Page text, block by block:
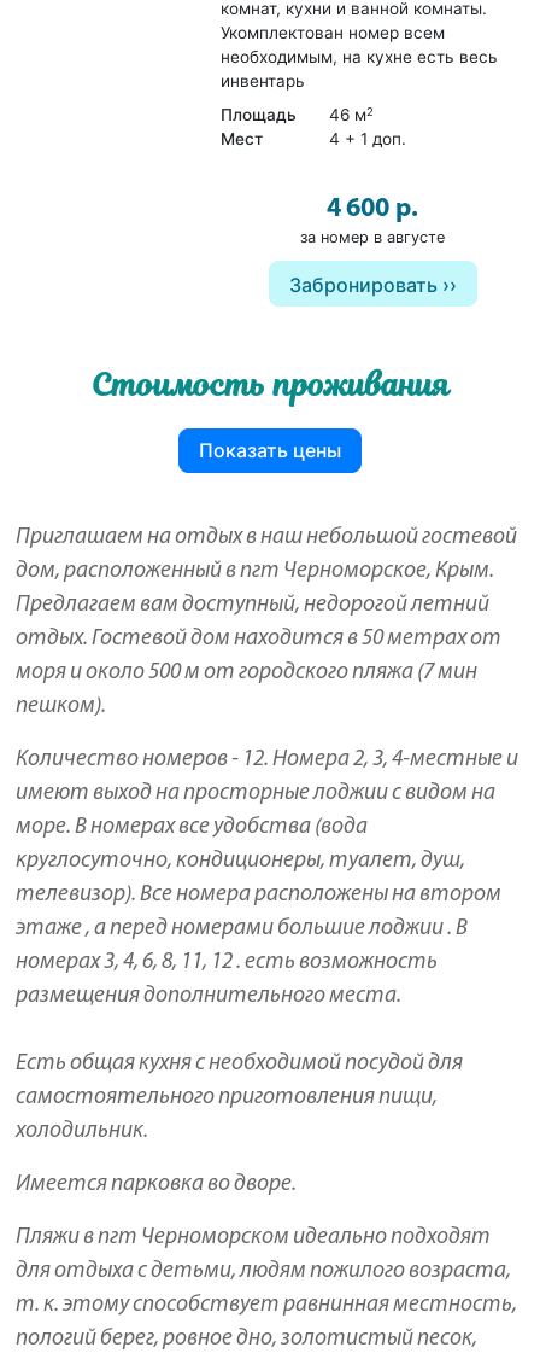
комнат, кухни и ванной комнаты.
Укомплектован номер всем
необходимым, на кухне есть весь
инвентарь
Площадь
46 м2
Мест 4 + 1 доп.
4 600 р.
за номер в августе
Забронировать
Стоимость проживания
Показать цены
Приглашаем на отдых в наш небольшой гостевой
дом, расположенный в пгт Черноморское, Крым.
Предлагаем вам доступный, недорогой летний
отдых. Гостевой дом находится в 50 метрах от
моря и около 500 м от городского пляжа (7 мин
пешком).
Количество номеров - 12. Номера 2, 3, 4-местные и
имеют выход на просторные лоджии с видом на
море. В номерах все удобства (вода
круглосуточно, кондиционеры, туалет, душ,
телевизор). Все номера расположены на втором
этаже , а перед номерами большие лоджии . В
номерах 3, 4, 6, 8, 11, 12 . есть возможность
размещения дополнительного места.
Есть общая кухня с необходимой посудой для
самостоятельного приготовления пищи,
холодильник.
Имеется парковка во дворе.
Пляжи в пгт Черноморском идеально подходят
для отдыха с детьми, людям пожилого возраста,
т. к. этому способствует равнинная местность,
пологий берег, ровное дно, золотистый песок,